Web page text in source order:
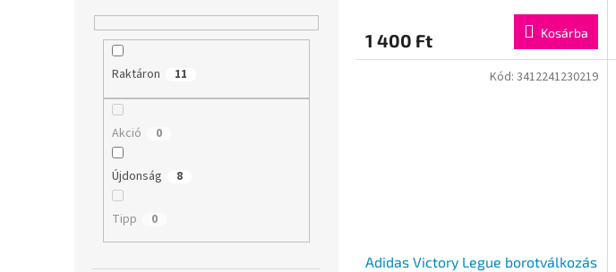
Raktáron 11
Akció 0
Újdonság 8
Tipp 0
1 400 Ft Kosárba
Adidas Victory Legue borotválkozás
Kód: 3412241230219